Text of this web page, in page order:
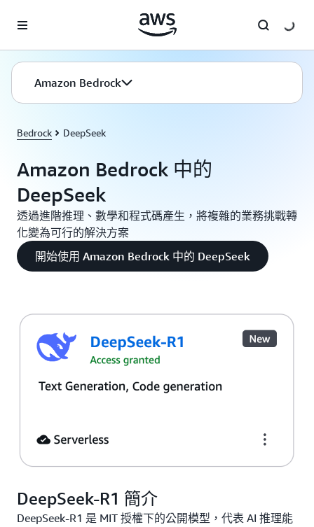
Amazon Bedrock
Bedrock DeepSeek
Amazon Bedrock 中的
DeepSeek
透過進階推理、數學和程式碼產生，將複雜的業務挑戰轉
化變為可行的解決方案
開始使用 Amazon Bedrock 中的 DeepSeek
DeepSeek-R1 簡介
DeepSeek-R1 是 MIT 授權下的公開模型，代表 AI 推理能